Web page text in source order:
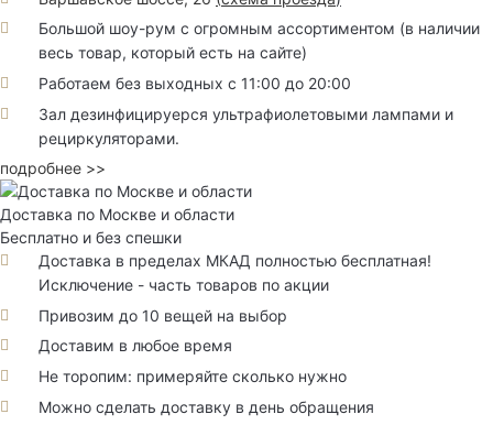
Большой шоу-рум с огромным ассортиментом (в наличии
весь товар, который есть на сайте)
Работаем без выходных с 11:00 до 20:00
Зал дезинфицируерся ультрафиолетовыми лампами и
рециркуляторами.
подробнее >>
Доставка по Москве и области
Бесплатно и без спешки
Доставка в пределах МКАД полностью бесплатная!
Исключение - часть товаров по акции
Привозим до 10 вещей на выбор
Доставим в любое время
Не торопим: примеряйте сколько нужно
Можно сделать доставку в день обращения